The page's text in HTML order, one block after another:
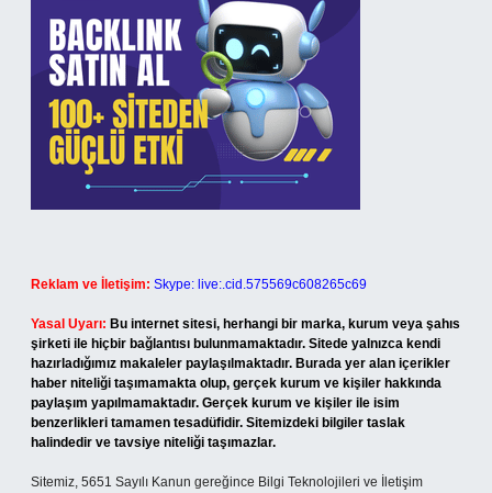
Reklam ve İletişim: Skype: live:.cid.575569c608265c69
Yasal Uyarı: Bu internet sitesi, herhangi bir marka, kurum veya şahıs
şirketi ile hiçbir bağlantısı bulunmamaktadır. Sitede yalnızca kendi
hazırladığımız makaleler paylaşılmaktadır. Burada yer alan içerikler
haber niteliği taşımamakta olup, gerçek kurum ve kişiler hakkında
paylaşım yapılmamaktadır. Gerçek kurum ve kişiler ile isim
benzerlikleri tamamen tesadüfidir. Sitemizdeki bilgiler taslak
halindedir ve tavsiye niteliği taşımazlar.
Sitemiz, 5651 Sayılı Kanun gereğince Bilgi Teknolojileri ve İletişim